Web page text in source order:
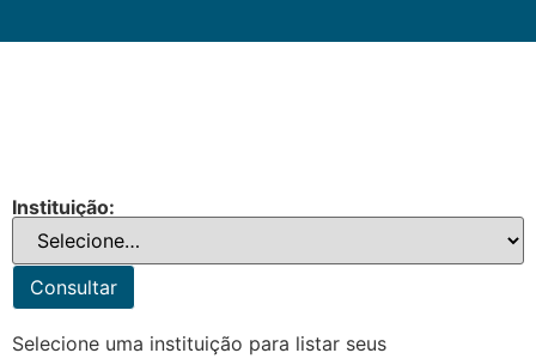
Instituição:
Consultar
Selecione uma instituição para listar seus